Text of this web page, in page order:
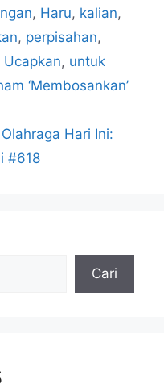
, Haru, kalian,
, perpisahan,
Ucapkan, untuk
‘Membosankan’
Hari Ini:
#618
Cari